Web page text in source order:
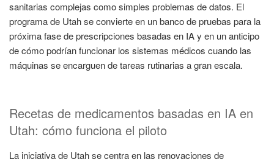
sanitarias complejas como simples problemas de datos. El
programa de Utah se convierte en un banco de pruebas para la
próxima fase de prescripciones basadas en IA y en un anticipo
de cómo podrían funcionar los sistemas médicos cuando las
máquinas se encarguen de tareas rutinarias a gran escala.
Recetas de medicamentos basadas en IA en
Utah: cómo funciona el piloto
La iniciativa de Utah se centra en las renovaciones de